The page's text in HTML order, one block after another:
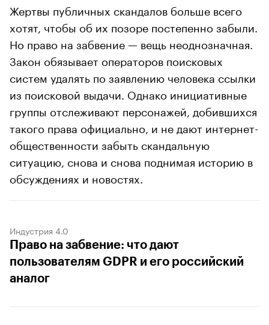
Жертвы публичных скандалов больше всего
хотят, чтобы об их позоре постепенно забыли.
Но право на забвение — вещь неоднозначная.
Закон обязывает операторов поисковых
систем удалять по заявлению человека ссылки
из поисковой выдачи. Однако инициативные
группы отслеживают персонажей, добившихся
такого права официально, и не дают интернет-
общественности забыть скандальную
ситуацию, снова и снова поднимая историю в
обсуждениях и новостях.
Индустрия 4.0
Право на забвение: что дают
пользователям GDPR и его российский
аналог